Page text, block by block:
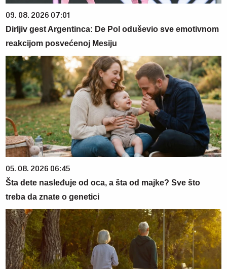
09. 08. 2026 07:01
Dirljiv gest Argentinca: De Pol oduševio sve emotivnom
reakcijom posvećenoj Mesiju
05. 08. 2026 06:45
Šta dete nasleđuje od oca, a šta od majke? Sve što
treba da znate o genetici